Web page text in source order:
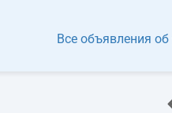
Все объявления